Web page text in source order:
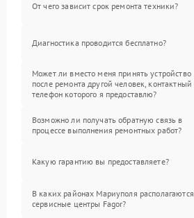
От чего зависит срок ремонта техники?
Диагностика проводится бесплатно?
Может ли вместо меня принять устройство
после ремонта другой человек, контактный
телефон которого я предоставлю?
Возможно ли получать обратную связь в
процессе выполнения ремонтных работ?
Какую гарантию вы предоставляете?
В каких районах Мариуполя располагаются
сервисные центры Fagor?